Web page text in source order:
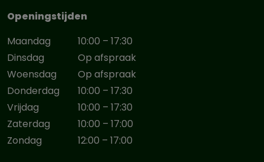
Openingstijden
Maandag
10:00 – 17:30
Dinsdag
Op afspraak
Woensdag
Op afspraak
Donderdag
10:00 – 17:30
Vrijdag
10:00 – 17:30
Zaterdag
10:00 – 17:00
Zondag
12:00 – 17:00